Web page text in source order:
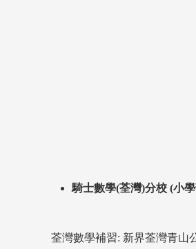
騎士數學(荃灣)分校 (小
荃灣數學補習: 新界荃灣青山